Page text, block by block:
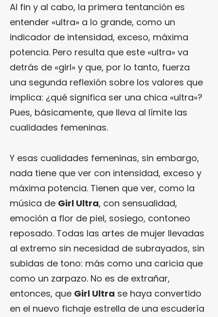
Al fin y al cabo, la primera tentanción es
entender «ultra» a lo grande, como un
indicador de intensidad, exceso, máxima
potencia. Pero resulta que este «ultra» va
detrás de «girl» y que, por lo tanto, fuerza
una segunda reflexión sobre los valores que
implica: ¿qué significa ser una chica «ultra»?
Pues, básicamente, que lleva al límite las
cualidades femeninas.
Y esas cualidades femeninas, sin embargo,
nada tiene que ver con intensidad, exceso y
máxima potencia. Tienen que ver, como la
música de Girl Ultra, con sensualidad,
emoción a flor de piel, sosiego, contoneo
reposado. Todas las artes de mujer llevadas
al extremo sin necesidad de subrayados, sin
subidas de tono: más como una caricia que
como un zarpazo. No es de extrañar,
entonces, que Girl Ultra se haya convertido
en el nuevo fichaje estrella de una escudería